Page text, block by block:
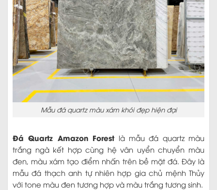
Mẫu đá quartz màu xám khói đẹp hiện đại
Đá Quartz Amazon Forest là mẫu đá quartz màu
trắng ngà kết hợp cùng hệ vân uyển chuyển màu
đen, màu xám tạo điểm nhấn trên bề mặt đá. Đây là
mẫu đá thạch anh tự nhiên hợp gia chủ mệnh Thủy
với tone màu đen tương hợp và màu trắng tương sinh.